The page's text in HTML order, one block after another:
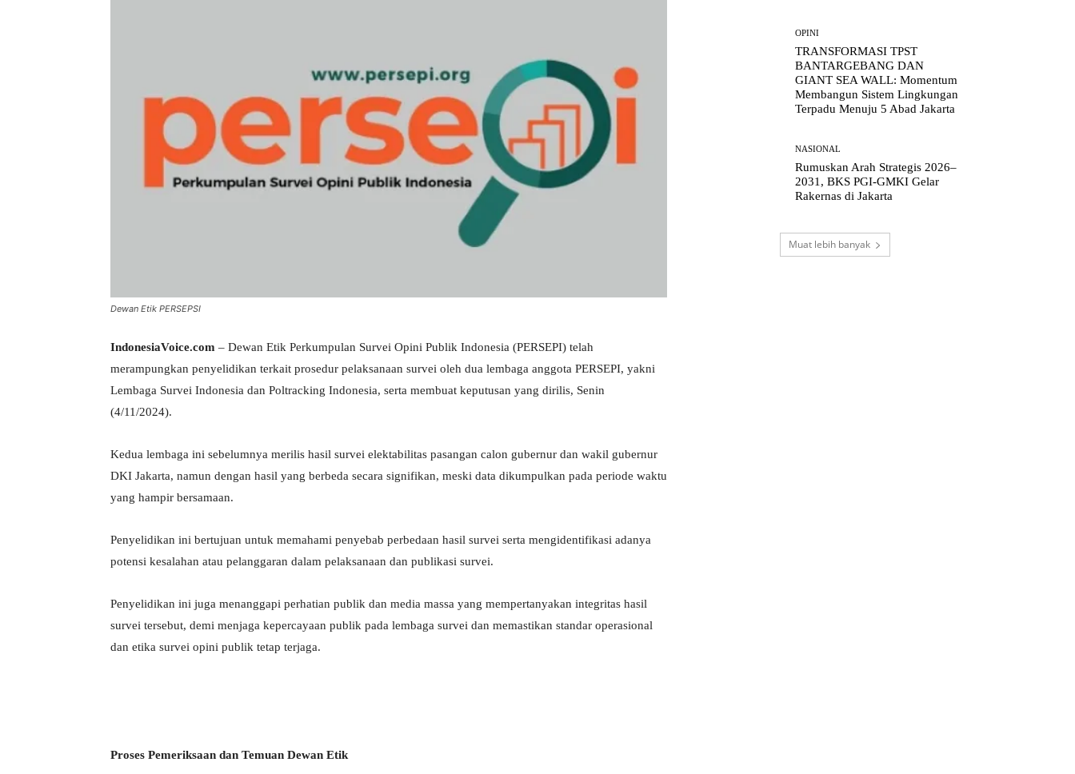
Dewan Etik PERSEPSI
IndonesiaVoice.com – Dewan Etik Perkumpulan Survei Opini Publik Indonesia (PERSEPI) telah
merampungkan penyelidikan terkait prosedur pelaksanaan survei oleh dua lembaga anggota PERSEPI, yakni
Lembaga Survei Indonesia dan Poltracking Indonesia, serta membuat keputusan yang dirilis, Senin
(4/11/2024).
Kedua lembaga ini sebelumnya merilis hasil survei elektabilitas pasangan calon gubernur dan wakil gubernur
DKI Jakarta, namun dengan hasil yang berbeda secara signifikan, meski data dikumpulkan pada periode waktu
yang hampir bersamaan.
Penyelidikan ini bertujuan untuk memahami penyebab perbedaan hasil survei serta mengidentifikasi adanya
potensi kesalahan atau pelanggaran dalam pelaksanaan dan publikasi survei.
Penyelidikan ini juga menanggapi perhatian publik dan media massa yang mempertanyakan integritas hasil
survei tersebut, demi menjaga kepercayaan publik pada lembaga survei dan memastikan standar operasional
dan etika survei opini publik tetap terjaga.
Proses Pemeriksaan dan Temuan Dewan Etik
OPINI
TRANSFORMASI TPST
BANTARGEBANG DAN
GIANT SEA WALL: Momentum
Membangun Sistem Lingkungan
Terpadu Menuju 5 Abad Jakarta
NASIONAL
Rumuskan Arah Strategis 2026–
2031, BKS PGI-GMKI Gelar
Rakernas di Jakarta
Muat lebih banyak